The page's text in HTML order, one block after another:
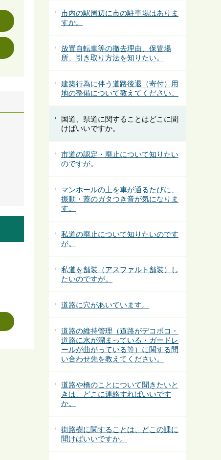
市内の駅周辺に市の駐車場はありま
すか。
放置自転車等の撤去理由、保管場
所、引き取り方法を知りたい。
建築行為に伴う道路後退（寄付）用
地の整備について教えてください。
国道、県道に関することはどこに聞
けばいいですか。
市道の認定・廃止について知りたい
のですが。
マンホールの上を車が通るたびに、
振動・蓋のガタつき音が気になりま
す。
私道の廃止について知りたいのです
が。
私道を舗装（アスファルト舗装）し
たいのですが。
道路に穴があいています。
道路の維持管理（道路がデコボコ・
道路に水が溜まっている・ガードレ
ールが曲がっている等）に関する問
い合わせ先を教えてください。
道路や橋のことについて聞きたいと
きは、どこに連絡すればいいです
か。
街路樹に関することは、どこの課に
聞けばいいですか。